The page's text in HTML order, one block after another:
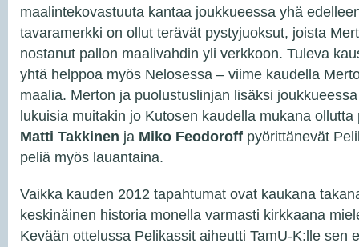
maalintekovastuuta kantaa joukkueessa yhä
tavaramerkki on ollut terävät pystyjuoksut, joista
nostanut pallon maalivahdin yli verkkoon. Tuleva
yhtä helppoa myös Nelosessa – viime kaudella
maalia. Merton ja puolustuslinjan lisäksi
lukuisia muitakin jo Kutosen kaudella mukana
Matti Takkinen ja Miko Feodoroff pyörittänevät
peliä myös lauantaina.
Vaikka kauden 2012 tapahtumat ovat kaukana
keskinäinen historia monella varmasti kirkkaana
Kevään ottelussa Pelikassit aiheutti TamU-K:lle sen